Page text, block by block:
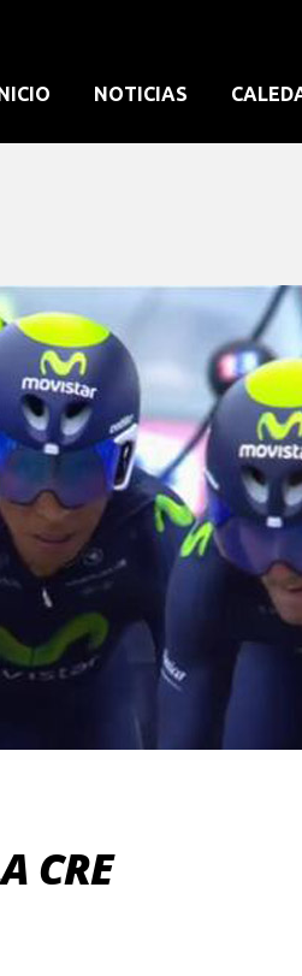
NOTICIAS
CRE